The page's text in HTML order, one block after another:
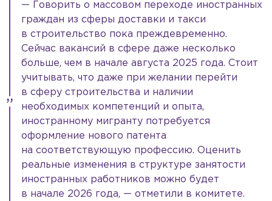
— Говорить о массовом переходе иностранных
граждан из сферы доставки и такси
в строительство пока преждевременно.
Сейчас вакансий в сфере даже несколько
больше, чем в начале августа 2025 года. Стоит
учитывать, что даже при желании перейти
в сферу строительства и наличии
необходимых компетенций и опыта,
иностранному мигранту потребуется
оформление нового патента
на соответствующую профессию. Оценить
реальные изменения в структуре занятости
иностранных работников можно будет
в начале 2026 года, — отметили в комитете.